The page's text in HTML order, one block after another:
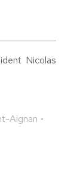
Nicolas
Aignan